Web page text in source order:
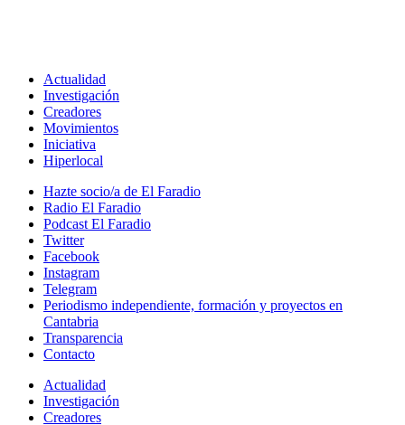
Actualidad
Investigación
Creadores
Movimientos
Iniciativa
Hiperlocal
Hazte socio/a de El Faradio
Radio El Faradio
Podcast El Faradio
Twitter
Facebook
Instagram
Telegram
Periodismo independiente, formación y proyectos en
Cantabria
Transparencia
Contacto
Actualidad
Investigación
Creadores